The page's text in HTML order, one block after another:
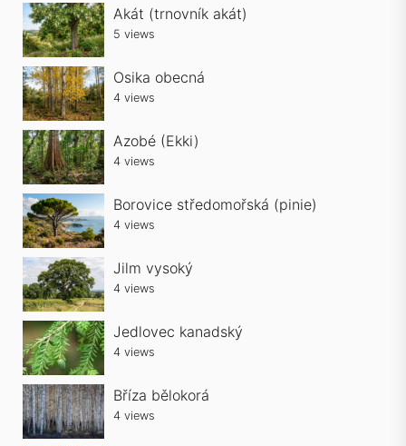
Akát (trnovník akát)
5 views
Osika obecná
4 views
Azobé (Ekki)
4 views
Borovice středomořská (pinie)
4 views
Jilm vysoký
4 views
Jedlovec kanadský
4 views
Bříza bělokorá
4 views